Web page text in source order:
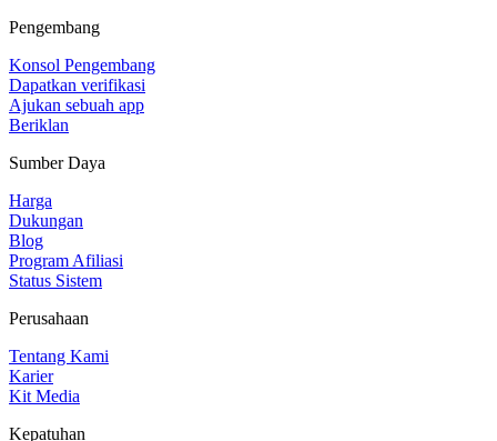
Pengembang
Konsol Pengembang
Dapatkan verifikasi
Ajukan sebuah app
Beriklan
Sumber Daya
Harga
Dukungan
Blog
Program Afiliasi
Status Sistem
Perusahaan
Tentang Kami
Karier
Kit Media
Kepatuhan